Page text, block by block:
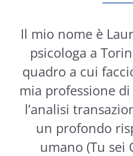
Il mio nome è
psicologa a
quadro a cui
mia professione
l’analisi
un profondo
umano (Tu sei